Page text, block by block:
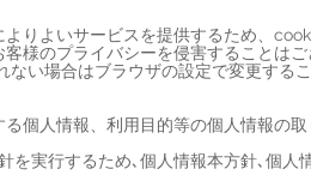
りよいサービスを提供するため、
様のプライバシーを侵害することはご
い場合はブラウザの設定で変更するこ
個人情報、利用目的等の個人情報の
を実行するため､個人情報本方針､個